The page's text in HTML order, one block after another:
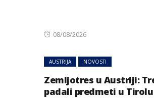
Posted
08/08/2026
AUSTRIJA NOVOSTI
Zemljotres u Austriji:
padali predmeti u Tirolu